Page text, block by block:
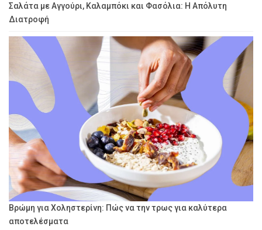
Σαλάτα με Αγγούρι, Καλαμπόκι και Φασόλια: Η Απόλυτη
Διατροφή
Βρώμη για Χοληστερίνη: Πώς να την τρως για καλύτερα
αποτελέσματα